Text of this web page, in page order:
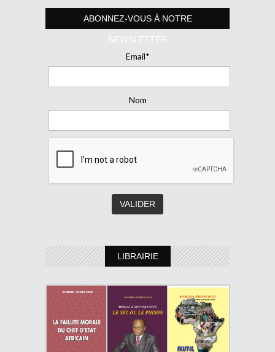
ABONNEZ-VOUS À NOTRE
NEWSLETTER
Email*
Nom
LIBRAIRIE